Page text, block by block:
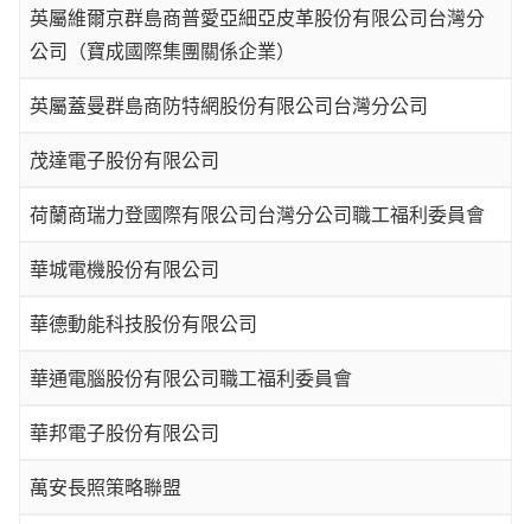
英屬維爾京群島商普愛亞細亞皮革股份有限公司台灣分
公司（寶成國際集團關係企業）
英屬蓋曼群島商防特網股份有限公司台灣分公司
茂達電子股份有限公司
荷蘭商瑞力登國際有限公司台灣分公司職工福利委員會
華城電機股份有限公司
華德動能科技股份有限公司
華通電腦股份有限公司職工福利委員會
華邦電子股份有限公司
萬安長照策略聯盟